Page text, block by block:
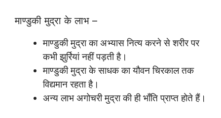
माण्डुकी मुद्रा के लाभ –
माण्डुकी मुद्रा का अभ्यास नित्य करने से शरीर पर
कभी झुर्रियां नहीं पड़ती है।
माण्डुकी मुद्रा के साधक का यौवन चिरकाल तक
विद्यमान रहता है।
अन्य लाभ अगोचरी मुद्रा की ही भाँति प्राप्त होते हैं।